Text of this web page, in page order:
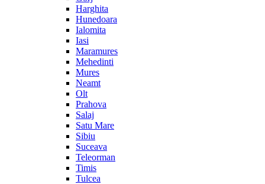
Harghita
Hunedoara
Ialomita
Iasi
Maramures
Mehedinti
Mures
Neamt
Olt
Prahova
Salaj
Satu Mare
Sibiu
Suceava
Teleorman
Timis
Tulcea